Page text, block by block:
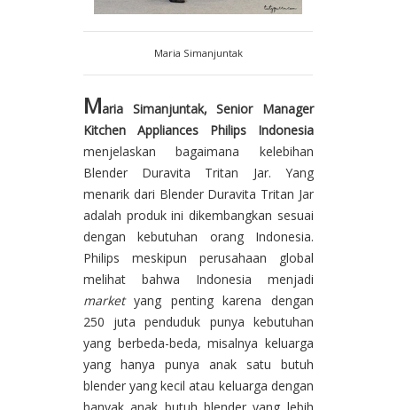
Maria Simanjuntak
Maria Simanjuntak, Senior Manager
Kitchen Appliances Philips Indonesia
menjelaskan bagaimana kelebihan
Blender Duravita Tritan Jar. Yang
menarik dari Blender Duravita Tritan Jar
adalah produk ini dikembangkan sesuai
dengan kebutuhan orang Indonesia.
Philips meskipun perusahaan global
melihat bahwa Indonesia menjadi
marketyang penting karena dengan
250 juta penduduk punya kebutuhan
yang berbeda-beda, misalnya keluarga
yang hanya punya anak satu butuh
blender yang kecil atau keluarga dengan